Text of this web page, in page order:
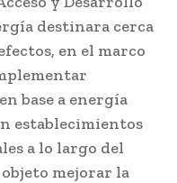
destinara cerca
en el marco
base a energía
establecimientos
a lo largo del
mejorar la